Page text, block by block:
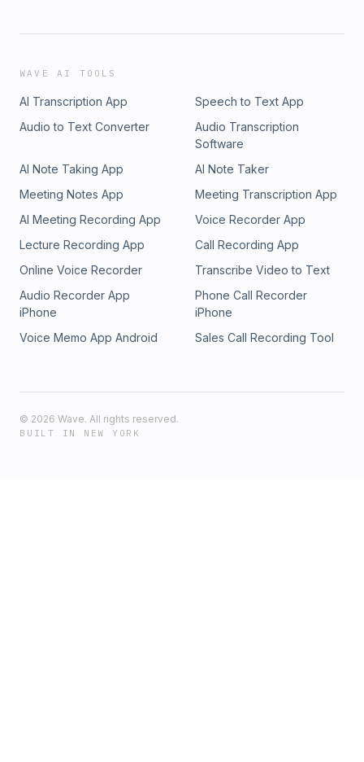
WAVE AI TOOLS
AI Transcription App
Speech to Text App
Audio to Text Converter
Audio Transcription
Software
AI Note Taking App
AI Note Taker
Meeting Notes App
Meeting Transcription App
AI Meeting Recording App
Voice Recorder App
Lecture Recording App
Call Recording App
Online Voice Recorder
Transcribe Video to Text
Audio Recorder App
iPhone
Phone Call Recorder
iPhone
Voice Memo App Android
Sales Call Recording Tool
© 2026 Wave. All rights reserved.
BUILT IN NEW YORK